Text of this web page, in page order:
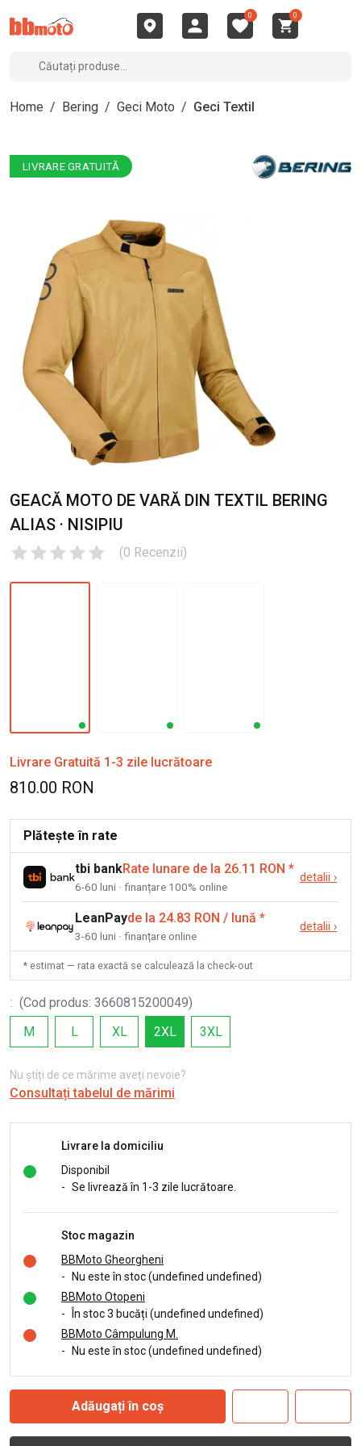
0 0
Home / Bering / Geci Moto / Geci Textil
LIVRARE GRATUITĂ
GEACĂ MOTO DE VARĂ DIN TEXTIL BERING
ALIAS · NISIPIU
(0 Recenzii)
Livrare Gratuită 1-3 zile lucrătoare
810.00 RON
Plătește în rate
tbi bankRate lunare de la 26.11 RON *
6-60 luni · finanțare 100% online
detalii ›
LeanPayde la 24.83 RON / lună *
3-60 luni · finanțare online
detalii ›
* estimat — rata exactă se calculează la check-out
: (Cod produs: 3660815200049)
M
L XL 2XL 3XL
Nu știți de ce mărime aveți nevoie?
Consultați tabelul de mărimi
Livrare la domiciliu
Disponibil
- Se livrează în 1-3 zile lucrătoare.
Stoc magazin
BBMoto Gheorgheni
-
Nu este în stoc (undefined undefined)
BBMoto Otopeni
-
În stoc 3 bucăți (undefined undefined)
BBMoto Câmpulung M.
-
Nu este în stoc (undefined undefined)
Adăugați în coș